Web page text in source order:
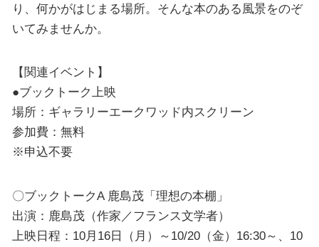
り、何かがはじまる場所。そんな本のある風景をのぞ
いてみませんか。
【関連イベント】
●ブックトーク上映
場所：ギャラリーエークワッド内スクリーン
参加費：無料
※申込不要
〇ブックトークA 鹿島茂「理想の本棚」
出演：鹿島茂（作家／フランス文学者）
上映日程：10月16日（月）～10/20（金）16:30～、10